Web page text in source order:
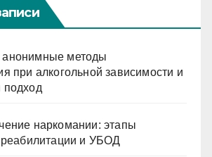
методы
при алкогольной зависимости и
подход
наркомании: этапы
реабилитации и УБОД